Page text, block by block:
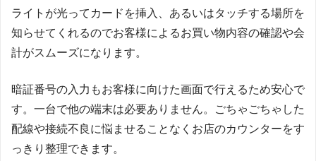
ライトが光ってカードを挿入、あるいはタッチする場所を
知らせてくれるのでお客様によるお買い物内容の確認や会
計がスムーズになります。
暗証番号の入力もお客様に向けた画面で行えるため安心で
す。一台で他の端末は必要ありません。ごちゃごちゃした
配線や接続不良に悩ませることなくお店のカウンターをす
っきり整理できます。